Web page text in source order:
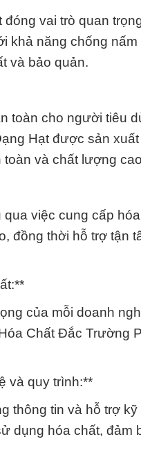
vai trò quan
khả năng chống nấm
và bảo quản.
toàn cho người tiêu
Hạt được sản
và chất lượng
việc cung cấp
đồng thời hỗ trợ tận
của mỗi doanh
Chất Đắc Trường
và quy trình:**
thông tin và hỗ trợ
dụng hóa chất, đảm